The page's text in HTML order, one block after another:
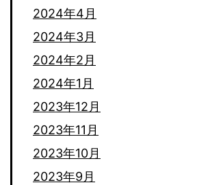
2024年4月
2024年3月
2024年2月
2024年1月
2023年12月
2023年11月
2023年10月
2023年9月